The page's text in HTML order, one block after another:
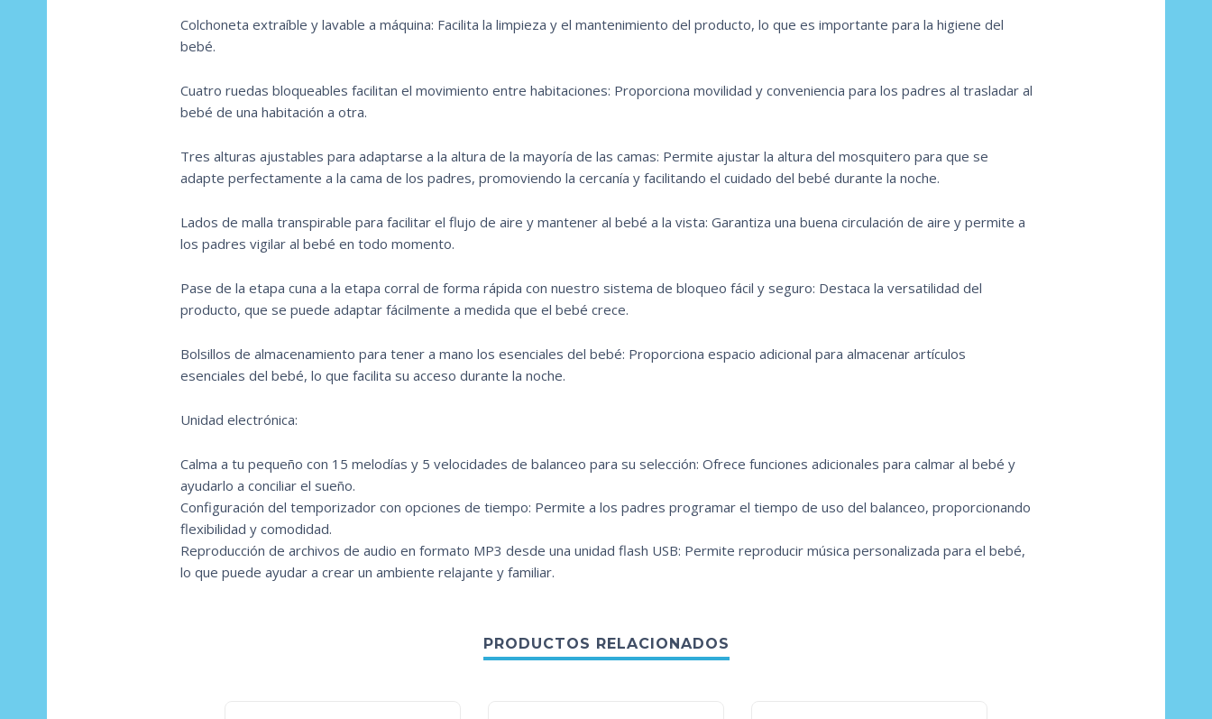
Colchoneta extraíble y lavable a máquina: Facilita la limpieza y el mantenimiento del producto, lo que es importante para la higiene del
bebé.
Cuatro ruedas bloqueables facilitan el movimiento entre habitaciones: Proporciona movilidad y conveniencia para los padres al trasladar al
bebé de una habitación a otra.
Tres alturas ajustables para adaptarse a la altura de la mayoría de las camas: Permite ajustar la altura del mosquitero para que se
adapte perfectamente a la cama de los padres, promoviendo la cercanía y facilitando el cuidado del bebé durante la noche.
Lados de malla transpirable para facilitar el flujo de aire y mantener al bebé a la vista: Garantiza una buena circulación de aire y permite a
los padres vigilar al bebé en todo momento.
Pase de la etapa cuna a la etapa corral de forma rápida con nuestro sistema de bloqueo fácil y seguro: Destaca la versatilidad del
producto, que se puede adaptar fácilmente a medida que el bebé crece.
Bolsillos de almacenamiento para tener a mano los esenciales del bebé: Proporciona espacio adicional para almacenar artículos
esenciales del bebé, lo que facilita su acceso durante la noche.
Unidad electrónica:
Calma a tu pequeño con 15 melodías y 5 velocidades de balanceo para su selección: Ofrece funciones adicionales para calmar al bebé y
ayudarlo a conciliar el sueño.
Configuración del temporizador con opciones de tiempo: Permite a los padres programar el tiempo de uso del balanceo, proporcionando
flexibilidad y comodidad.
Reproducción de archivos de audio en formato MP3 desde una unidad flash USB: Permite reproducir música personalizada para el bebé,
lo que puede ayudar a crear un ambiente relajante y familiar.
PRODUCTOS RELACIONADOS